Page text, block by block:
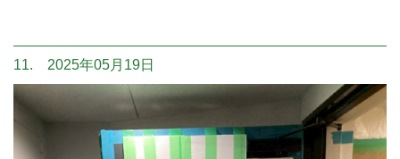
11. 2025年05月19日